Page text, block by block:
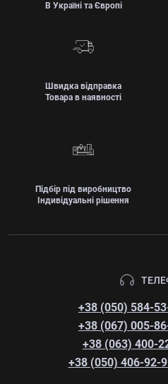
В Україні та Європі
Швидка відправка
Товара в наявності
Підбір під виробництво
Індивідуальні рішення
+38 (050) 584-
+38 (067) 005-
+38 (063) 400-
+38 (050) 406-92-